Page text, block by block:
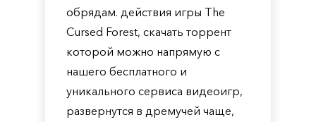
обрядам. действия игры The
Cursed Forest, скачать торрент
которой можно напрямую с
нашего бесплатного и
уникального сервиса видеоигр,
развернутся в дремучей чаще,